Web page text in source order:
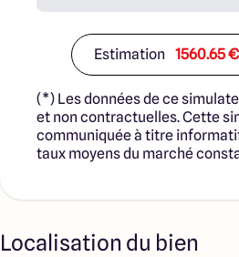
Estimation 1560.65 €
(*) Les données de ce
et non contractuelles. Cette
communiquée à titre
taux moyens du marché
Localisation du bien